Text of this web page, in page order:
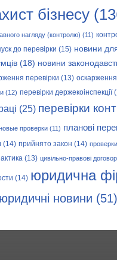
бізнесу
нагляду (контролю) (11)
до перевірки (15) новини
(18) новини
перевірки (13) оскарження
(12) перевірки держекоінспекції
(25) перевірки
проверки (11) планові
(14) прийнято закон (14) проверки
(13) цивільно-правові
(14) юридична
юридичні новини (51)